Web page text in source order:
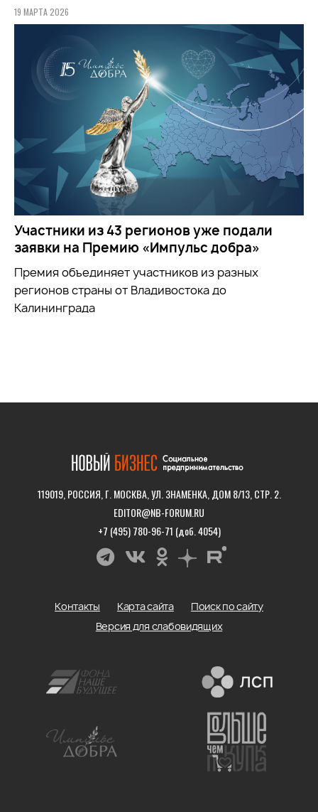
19 МАРТА 2026
Участники из 43 регионов уже подали
заявки на Премию «Импульс добра»
Премия объединяет участников из разных
регионов страны от Владивостока до
Калининграда
119019, РОССИЯ, Г. МОСКВА, УЛ. ЗНАМЕНКА, ДОМ 8/13, СТР. 2.
EDITOR@NB-FORUM.RU
+7 (495) 780-96-71 (доб. 4054)
Контакты Карта сайта
Поиск по сайту
Версия для слабовидящих